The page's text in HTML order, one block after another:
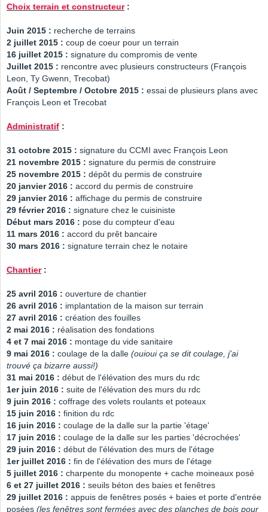
Choix terrain et constructeur:
Juin 2015 : recherche de terrains
2 juillet 2015 : coup de coeur pour un terrain
16 juillet 2015 : signature du compromis de vente
Juillet 2015 : rencontre avec plusieurs constructeurs (François
Leon, Ty Gwenn, Trecobat)
Août / Septembre / Octobre 2015 : essai de plusieurs plans avec
François Leon et Trecobat
Administratif :
31 octobre 2015 : signature du CCMI avec François Leon
21 novembre 2015 : signature du permis de construire
25 novembre 2015 : dépôt du permis de construire
20 janvier 2016 : accord du permis de construire
29 janvier 2016 : affichage du permis de construire
29 février 2016 : signature chez le cuisiniste
Début mars 2016 : pose du compteur d'eau
11 mars 2016 : accord du prêt bancaire
30 mars 2016 : signature terrain chez le notaire
Chantier:
25 avril 2016 : ouverture de chantier
26 avril 2016 : implantation de la maison sur terrain
27 avril 2016 : création des fouilles
2 mai 2016 : réalisation des fondations
4 et 7 mai 2016 : montage du vide sanitaire
9 mai 2016 : coulage de la dalle (ouioui ça se dit coulage, j'ai
trouvé ça bizarre aussi!)
31 mai 2016 : début de l'élévation des murs du rdc
1er juin 2016 : suite de l'élévation des murs du rdc
9 juin 2016 : coffrage des volets roulants et poteaux
15 juin 2016 : finition du rdc
16 juin 2016 : coulage de la dalle sur la partie 'étage'
17 juin 2016 : coulage de la dalle sur les parties 'décrochées'
29 juin 2016 : début de l'élévation des murs de l'étage
1er juillet 2016 : fin de l'élévation des murs de l'étage
5 juillet 2016 : charpente du monopente + cache moineaux posé
6 et 27 juillet 2016 : seuils béton des baies et fenêtres
29 juillet 2016 : appuis de fenêtres posés + baies et porte d'entrée
posées (les fenêtres sont fermées avec des planches de bois pour